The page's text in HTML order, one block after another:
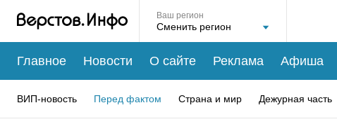
Ваш регион
Главное Новости О сайте Реклама Афиша
ВИП-новость Перед фактом Страна и мир Дежурная часть